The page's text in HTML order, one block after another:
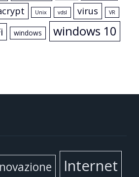
Unix vdsl virus VR
windows windows 10
Internet